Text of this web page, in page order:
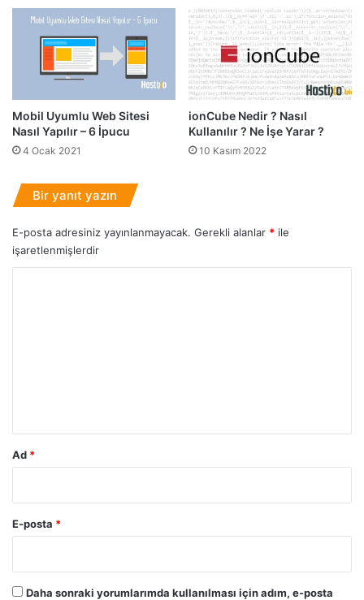
Mobil Uyumlu Web Sitesi
Nasıl Yapılır – 6 İpucu
4 Ocak 2021
ionCube Nedir ? Nasıl
Kullanılır ? Ne İşe Yarar ?
10 Kasım 2022
Bir yanıt yazın
E-posta adresiniz yayınlanmayacak. Gerekli alanlar * ile
işaretlenmişlerdir
Ad *
E-posta *
Daha sonraki yorumlarımda kullanılması için adım, e-posta